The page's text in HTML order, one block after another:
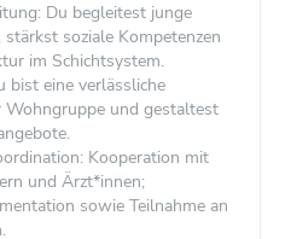
Du begleitest junge
soziale Kompetenzen
im Schichtsystem.
bist eine verlässliche
Wohngruppe und gestaltest
Kooperation mit
und Ärzt*innen;
sowie Teilnahme an